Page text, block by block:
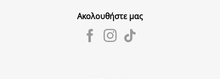
Ακολουθήστε μας